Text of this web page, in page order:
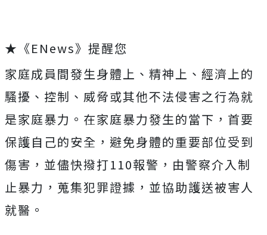
★《ENews》提醒您
家庭成員間發生身體上、精神上、經濟上的
騷擾、控制、威脅或其他不法侵害之行為就
是家庭暴力。在家庭暴力發生的當下，首要
保護自己的安全，避免身體的重要部位受到
傷害，並儘快撥打110報警，由警察介入制
止暴力，蒐集犯罪證據，並協助護送被害人
就醫。